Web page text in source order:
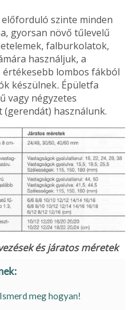
szinte minden
gyorsan növő tűlevelű
falburkolatok,
használjuk, a
értékesebb lombos fákból
készülnek. Épületfa
vagy négyzetes
használunk.
és járatos méretek
meg hogyan!